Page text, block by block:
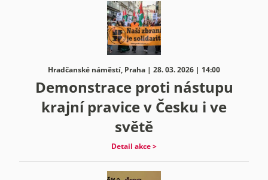
Hradčanské náměstí, Praha | 28. 03. 2026 | 14:00
Demonstrace proti nástupu
krajní pravice v Česku i ve
světě
Detail akce >